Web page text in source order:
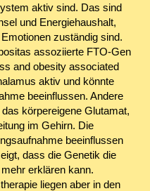
aktiv sind. Das sind
und Energiehaushalt,
zuständig sind.
assoziierte FTO-Gen
and obesity associated
aktiv und könnte
beeinflussen. Andere
körpereigene Glutamat,
im Gehirn. Die
beeinflussen
dass die Genetik die
erklären kann.
liegen aber in den